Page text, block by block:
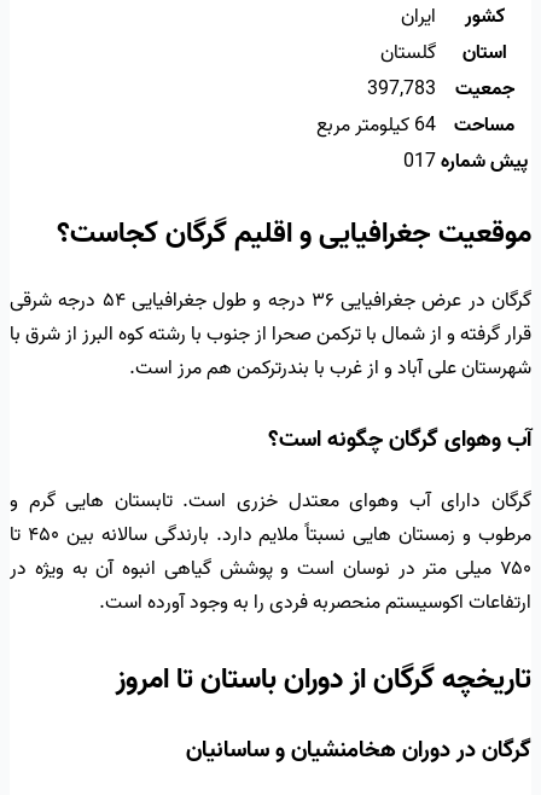
کشور
ایران
استان
گلستان
جمعیت
397,783
مساحت 64 کیلومتر مربع
پیش شماره017
موقعیت جغرافیایی و اقلیم گرگان کجاست؟
گرگان در عرض جغرافیایی ۳۶ درجه و طول جغرافیایی ۵۴ درجه شرقی
قرار گرفته و از شمال با ترکمن صحرا از جنوب با رشته کوه البرز از شرق با
شهرستان علی آباد و از غرب با بندرترکمن هم مرز است.
آب وهوای گرگان چگونه است؟
گرگان دارای آب وهوای معتدل خزری است. تابستان هایی گرم و
مرطوب و زمستان هایی نسبتاً ملایم دارد. بارندگی سالانه بین ۴۵۰ تا
۷۵۰ میلی متر در نوسان است و پوشش گیاهی انبوه آن به ویژه در
ارتفاعات اکوسیستم منحصربه فردی را به وجود آورده است.
تاریخچه گرگان از دوران باستان تا امروز
گرگان در دوران هخامنشیان و ساسانیان